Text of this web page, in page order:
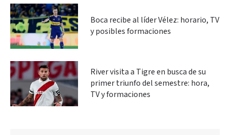
Boca recibe al líder Vélez: horario, TV
y posibles formaciones
River visita a Tigre en busca de su
primer triunfo del semestre: hora,
TV y formaciones